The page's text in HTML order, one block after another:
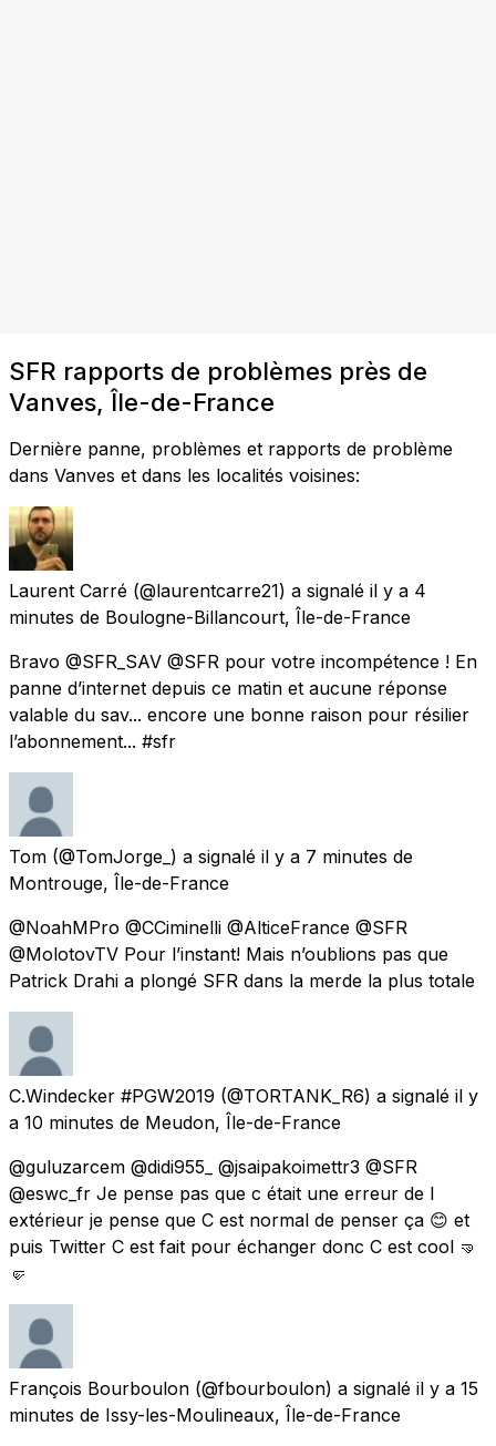
SFR rapports de problèmes près de
Vanves, Île-de-France
Dernière panne, problèmes et rapports de problème
dans Vanves et dans les localités voisines:
Laurent Carré (@laurentcarre21) a signalé il y a 4
minutes de Boulogne-Billancourt, Île-de-France
Bravo @SFR_SAV @SFR pour votre incompétence ! En
panne d’internet depuis ce matin et aucune réponse
valable du sav... encore une bonne raison pour résilier
l’abonnement... #sfr
Tom (@TomJorge_) a signalé il y a 7 minutes de
Montrouge, Île-de-France
@NoahMPro @CCiminelli @AlticeFrance @SFR
@MolotovTV Pour l’instant! Mais n’oublions pas que
Patrick Drahi a plongé SFR dans la merde la plus totale
C.Windecker #PGW2019 (@TORTANK_R6) a signalé il y
a 10 minutes de Meudon, Île-de-France
@guluzarcem @didi955_ @jsaipakoimettr3 @SFR
@eswc_fr Je pense pas que c était une erreur de l
extérieur je pense que C est normal de penser ça 😊 et
puis Twitter C est fait pour échanger donc C est cool 🤜
🤛
François Bourboulon (@fbourboulon) a signalé il y a 15
minutes de Issy-les-Moulineaux, Île-de-France